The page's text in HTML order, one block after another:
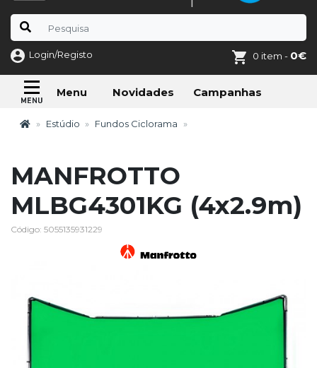
Login/Registo 0 item - 0€
Menu Novidades Campanhas
Estúdio Fundos Ciclorama
MANFROTTO
MLBG4301KG (4x2.9m)
Código: 5055135931229